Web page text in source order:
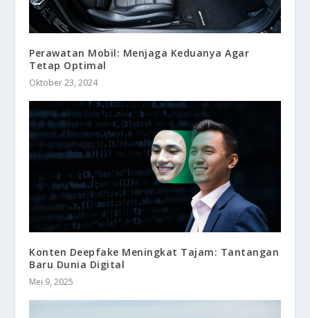
Perawatan Mobil: Menjaga Keduanya Agar
Tetap Optimal
Oktober 23, 2024
Konten Deepfake Meningkat Tajam: Tantangan
Baru Dunia Digital
Mei 9, 2025